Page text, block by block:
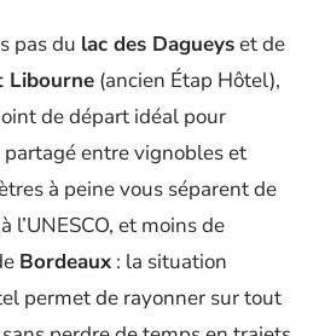
pas du lac des Dagueyset de
Libourne (ancien Étap Hôtel),
de départ idéal pour
entre vignobles et
à peine vous séparent de
l’UNESCO, et moins de
Bordeaux : la situation
permet de rayonner sur tout